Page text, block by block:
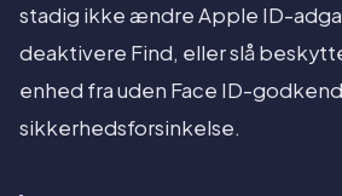
stadig ikke ændre Apple ID-
deaktivere Find, eller slå
enhed fra uden Face ID-
sikkerhedsforsinkelse.